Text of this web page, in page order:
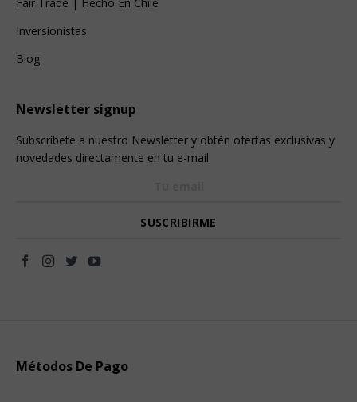
Inversionistas
Blog
Newsletter signup
Subscríbete a nuestro Newsletter y obtén ofertas exclusivas y
novedades directamente en tu e-mail.
Métodos De Pago